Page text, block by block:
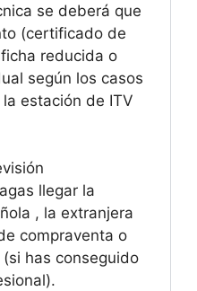
se deberá que
(certificado de
reducida o
según los casos
estación de ITV
llegar la
, la extranjera
compraventa o
has conseguido